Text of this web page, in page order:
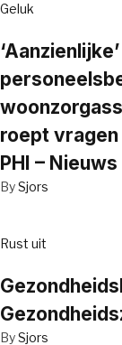
Geluk
roept
PHI – Nieuws
BySjors
Rust uit
BySjors